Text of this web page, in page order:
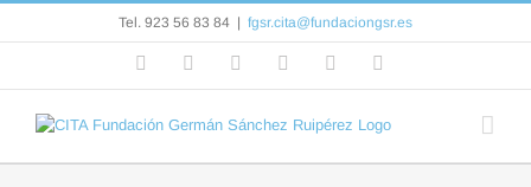
Tel. 923 56 83 84 | fgsr.cita@fundaciongsr.es
FacebookFlickr YouTube